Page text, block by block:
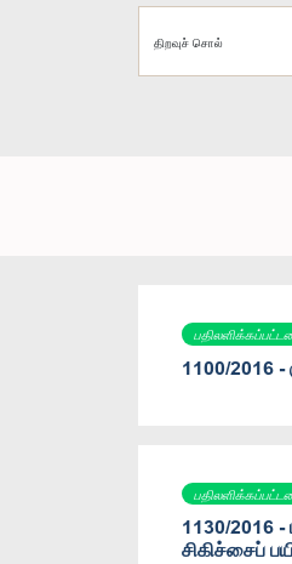
திறவுச் சொல்
1100/2016
1130/2016
சிகிச்சைப்